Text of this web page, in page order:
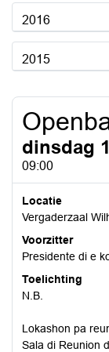
2016
2015
dinsdag
09:00
Locatie
Vergaderzaal
Voorzitter
Presidente di e
Toelichting
N.B.
Lokashon pa
Sala di Reunion